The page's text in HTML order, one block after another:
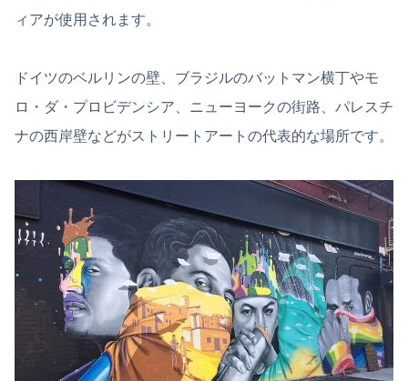
ィアが使用されます。
ドイツのベルリンの壁、ブラジルのバットマン横丁やモ
ロ・ダ・プロビデンシア、ニューヨークの街路、パレスチ
ナの西岸壁などがストリートアートの代表的な場所です。